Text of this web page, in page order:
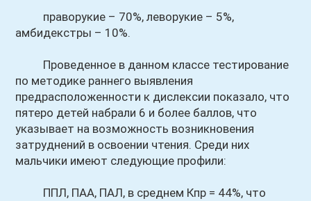
праворукие – 70%, леворукие – 5%,
амбидекстры – 10%.
Проведенное в данном классе тестирование
по методике раннего выявления
предрасположенности к дислексии показало, что
пятеро детей набрали 6 и более баллов, что
указывает на возможность возникновения
затруднений в освоении чтения. Среди них
мальчики имеют следующие профили:
ППЛ, ПАА, ПАЛ, в среднем Кпр = 44%, что